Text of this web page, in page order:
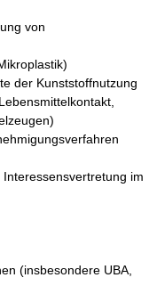
von
der Kunststoffnutzung
im
(insbesondere UBA,